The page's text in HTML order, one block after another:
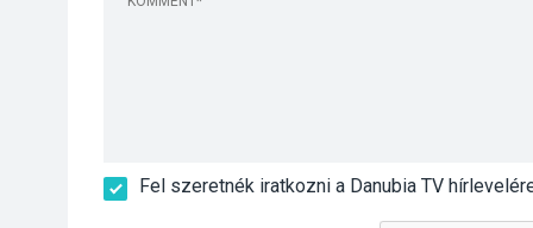
Fel szeretnék iratkozni a Danubia TV